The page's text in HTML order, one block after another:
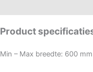
Product
Min – Max breedte: 600